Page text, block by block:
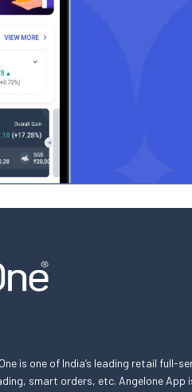
is one of India’s leading retail
smart orders, etc. Angelone